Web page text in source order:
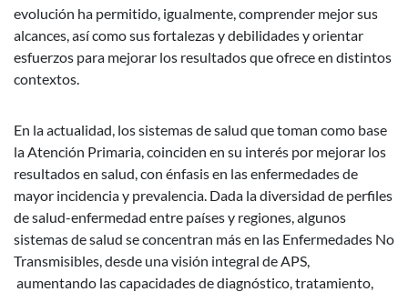
evolución ha permitido, igualmente, comprender mejor sus
alcances, así como sus fortalezas y debilidades y orientar
esfuerzos para mejorar los resultados que ofrece en distintos
contextos.
En la actualidad, los sistemas de salud que toman como base
la Atención Primaria, coinciden en su interés por mejorar los
resultados en salud, con énfasis en las enfermedades de
mayor incidencia y prevalencia. Dada la diversidad de perfiles
de salud-enfermedad entre países y regiones, algunos
sistemas de salud se concentran más en las Enfermedades No
Transmisibles, desde una visión integral de APS,
aumentando las capacidades de diagnóstico, tratamiento,